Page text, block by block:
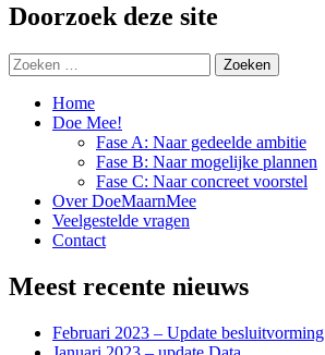
Doorzoek deze site
Zoeken
naar:
Home
Doe Mee!
Fase A: Naar gedeelde ambitie
Fase B: Naar mogelijke plannen
Fase C: Naar concreet voorstel
Over DoeMaarnMee
Veelgestelde vragen
Contact
Meest recente nieuws
Februari 2023 – Update besluitvorming